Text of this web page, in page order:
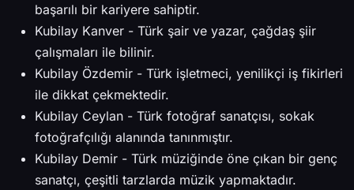
başarılı bir kariyere sahiptir.
Kubilay Kanver - Türk şair ve yazar, çağdaş şiir
çalışmaları ile bilinir.
Kubilay Özdemir - Türk işletmeci, yenilikçi iş fikirleri
ile dikkat çekmektedir.
Kubilay Ceylan - Türk fotoğraf sanatçısı, sokak
fotoğrafçılığı alanında tanınmıştır.
Kubilay Demir - Türk müziğinde öne çıkan bir genç
sanatçı, çeşitli tarzlarda müzik yapmaktadır.